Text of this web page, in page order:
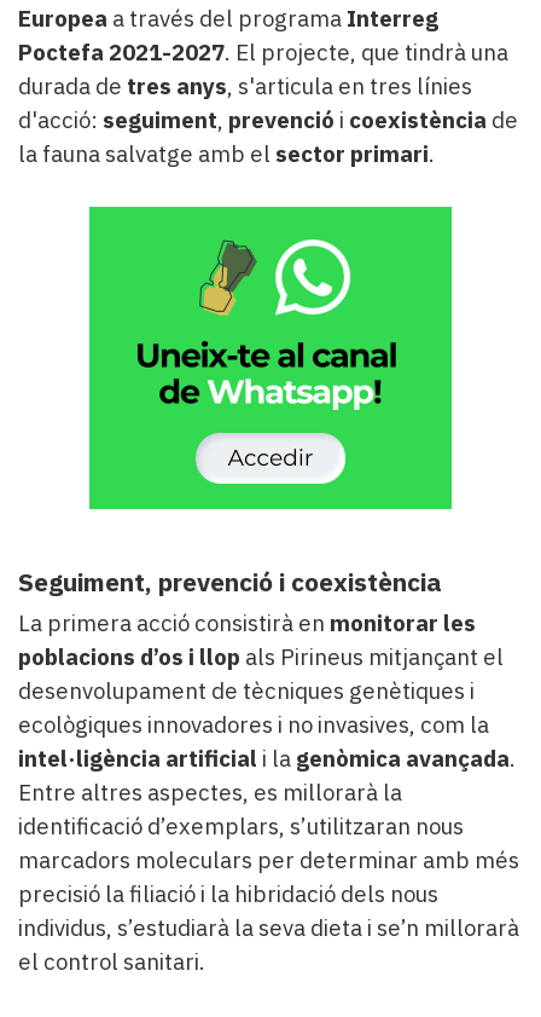
Europea a través del programa Interreg
Poctefa 2021-2027. El projecte, que tindrà una
durada de tres anys, s'articula en tres línies
d'acció: seguiment, prevenció i coexistència de
la fauna salvatge amb el sector primari.
Seguiment, prevenció i coexistència
La primera acció consistirà en monitorar les
poblacions d’os i llop als Pirineus mitjançant el
desenvolupament de tècniques genètiques i
ecològiques innovadores i no invasives, com la
intel·ligència artificial i la genòmica avançada.
Entre altres aspectes, es millorarà la
identificació d’exemplars, s’utilitzaran nous
marcadors moleculars per determinar amb més
precisió la filiació i la hibridació dels nous
individus, s’estudiarà la seva dieta i se’n millorarà
el control sanitari.